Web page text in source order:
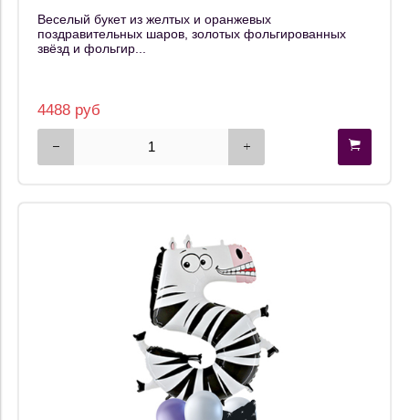
Веселый букет из желтых и оранжевых
поздравительных шаров, золотых фольгированных
звёзд и фольгир...
4488 руб